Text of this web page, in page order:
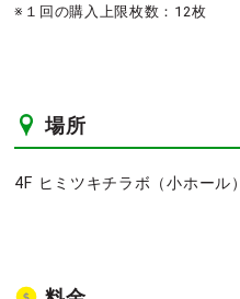
※１回の購入上限枚数：12枚
場所
4F ヒミツキチラボ（小ホール）